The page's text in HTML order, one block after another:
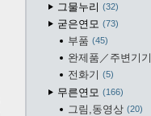
그물누리 32
굳은연모 73
부품 45
완제품／주변기기
전화기 5
무른연모 166
그림,동영상 20